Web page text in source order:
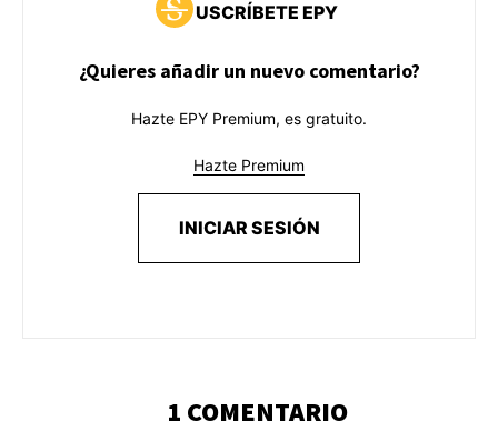
USCRÍBETE EPY
¿Quieres añadir un nuevo comentario?
Hazte EPY Premium, es gratuito.
Hazte Premium
INICIAR SESIÓN
1 COMENTARIO